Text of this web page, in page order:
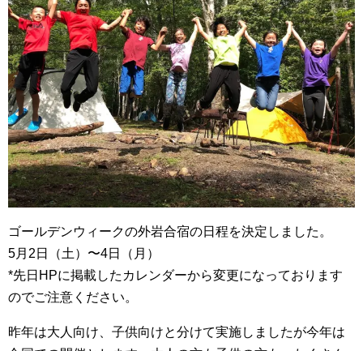
ゴールデンウィークの外岩合宿の日程を決定しました。
5月2日（土）〜4日（月）
*先日HPに掲載したカレンダーから変更になっております
のでご注意ください。
昨年は大人向け、子供向けと分けて実施しましたが今年は